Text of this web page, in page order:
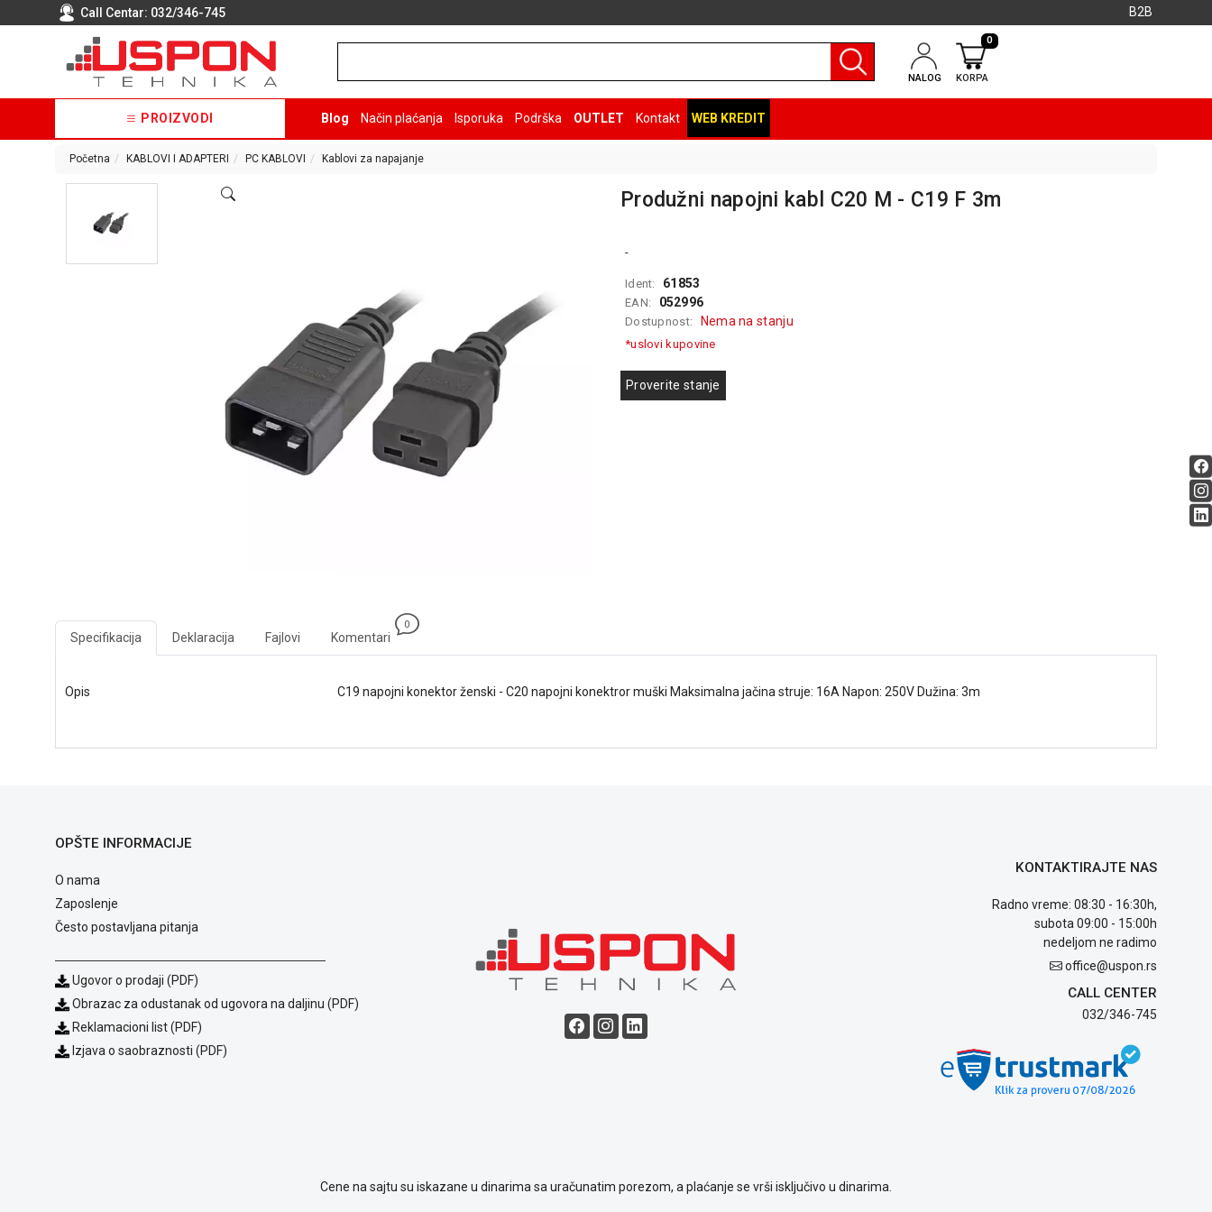
Call Centar: 032/346-745 B2B
NALOG KORPA
0
PROIZVODI Blog Način plaćanja Isporuka Podrška OUTLET Kontakt WEB KREDIT
Početna KABLOVI I ADAPTERI PC KABLOVI Kablovi za napajanje
Produžni napojni kabl C20 M - C19 F 3m
-
Ident: 61853
EAN: 052996
Dostupnost: Nema na stanju
*uslovi kupovine
Proverite stanje
Specifikacija Deklaracija Fajlovi Komentari
0
Opis C19 napojni konektor ženski - C20 napojni konektror muški Maksimalna jačina struje: 16A Napon: 250V Dužina: 3m
OPŠTE INFORMACIJE
O nama
Zaposlenje
Često postavljana pitanja
Ugovor o prodaji (PDF)
Obrazac za odustanak od ugovora na daljinu (PDF)
Reklamacioni list (PDF)
Izjava o saobraznosti (PDF)
KONTAKTIRAJTE NAS
Radno vreme: 08:30 - 16:30h,
subota 09:00 - 15:00h
nedeljom ne radimo
office@uspon.rs
CALL CENTER
032/346-745
Cene na sajtu su iskazane u dinarima sa uračunatim porezom, a plaćanje se vrši isključivo u dinarima.